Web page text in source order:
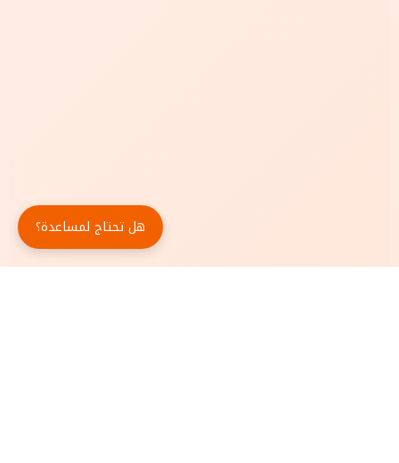
هل تحتاج لمساعدة؟